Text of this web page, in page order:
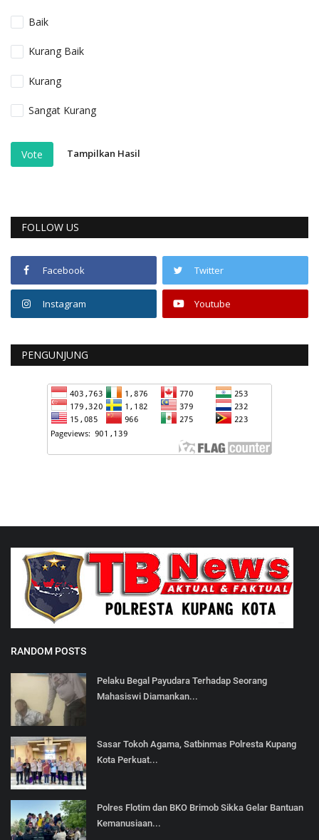
Baik
Kurang Baik
Kurang
Sangat Kurang
Vote Tampilkan Hasil
FOLLOW US
Facebook Twitter
Instagram Youtube
PENGUNJUNG
RANDOM POSTS
Pelaku Begal Payudara Terhadap Seorang
Mahasiswi Diamankan...
Sasar Tokoh Agama, Satbinmas Polresta Kupang
Kota Perkuat...
Polres Flotim dan BKO Brimob Sikka Gelar Bantuan
Kemanusiaan...